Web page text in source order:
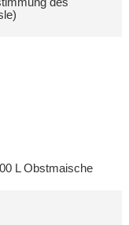
L Obstmaische